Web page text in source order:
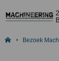
Bezoek